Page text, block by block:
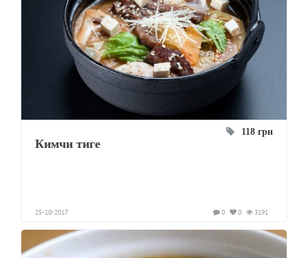
118 грн
Кимчи тиге
25-10-2017 3191
0
0